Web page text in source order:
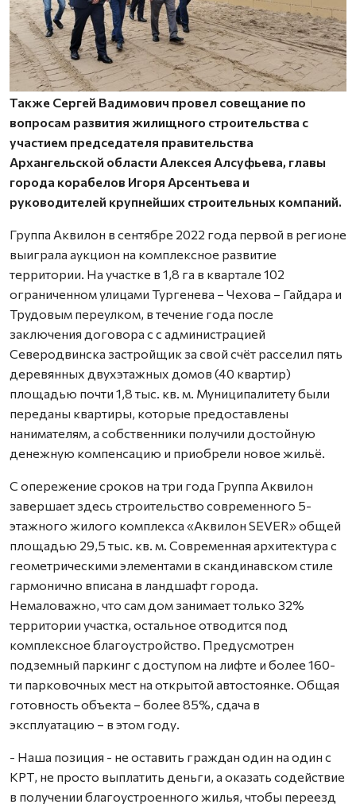
Также Сергей Вадимович провел совещание по
вопросам развития жилищного строительства с
участием председателя правительства
Архангельской области Алексея Алсуфьева, главы
города корабелов Игоря Арсентьева и
руководителей крупнейших строительных компаний.
Группа Аквилон в сентябре 2022 года первой в регионе
выиграла аукцион на комплексное развитие
территории. На участке в 1,8 га в квартале 102
ограниченном улицами Тургенева – Чехова – Гайдара и
Трудовым переулком, в течение года после
заключения договора с с администрацией
Северодвинска застройщик за свой счёт расселил пять
деревянных двухэтажных домов (40 квартир)
площадью почти 1,8 тыс. кв. м. Муниципалитету были
переданы квартиры, которые предоставлены
нанимателям, а собственники получили достойную
денежную компенсацию и приобрели новое жильё.
С опережение сроков на три года Группа Аквилон
завершает здесь строительство современного 5-
этажного жилого комплекса «Аквилон SEVER» общей
площадью 29,5 тыс. кв. м. Современная архитектура с
геометрическими элементами в скандинавском стиле
гармонично вписана в ландшафт города.
Немаловажно, что сам дом занимает только 32%
территории участка, остальное отводится под
комплексное благоустройство. Предусмотрен
подземный паркинг с доступом на лифте и более 160-
ти парковочных мест на открытой автостоянке. Общая
готовность объекта – более 85%, сдача в
эксплуатацию – в этом году.
- Наша позиция - не оставить граждан один на один с
КРТ, не просто выплатить деньги, а оказать содействие
в получении благоустроенного жилья, чтобы переезд